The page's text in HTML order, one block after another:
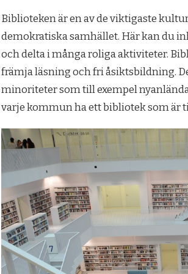
Biblioteken är en av de viktigaste
demokratiska samhället. Här kan du
och delta i många roliga aktiviteter.
främja läsning och fri åsiktsbildning.
minoriteter som till exempel
varje kommun ha ett bibliotek som är